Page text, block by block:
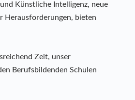
Künstliche Intelligenz, neue
Herausforderungen, bieten
Zeit, unser
Berufsbildenden Schulen